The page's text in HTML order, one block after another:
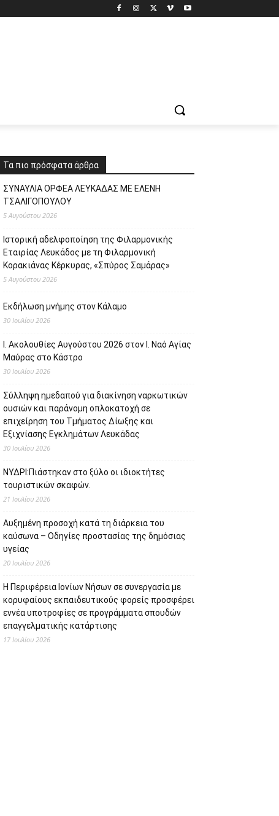
Τα πιο πρόσφατα άρθρα
ΣΥΝΑΥΛΙΑ ΟΡΦΕΑ ΛΕΥΚΑΔΑΣ ΜΕ ΕΛΕΝΗ
ΤΣΑΛΙΓΟΠΟΥΛΟΥ
5 Αυγούστου 2026
Ιστορική αδελφοποίηση της Φιλαρμονικής
Εταιρίας Λευκάδος με τη Φιλαρμονική
Κορακιάνας Κέρκυρας, «Σπύρος Σαμάρας»
5 Αυγούστου 2026
Εκδήλωση μνήμης στον Κάλαμο
30 Ιουλίου 2026
Ι. Ακολουθίες Αυγούστου 2026 στον Ι. Ναό Αγίας
Μαύρας στο Κάστρο
30 Ιουλίου 2026
Σύλληψη ημεδαπού για διακίνηση ναρκωτικών
ουσιών και παράνομη οπλοκατοχή σε
επιχείρηση του Τμήματος Δίωξης και
Εξιχνίασης Εγκλημάτων Λευκάδας
30 Ιουλίου 2026
ΝΥΔΡΙ:Πιάστηκαν στο ξύλο οι ιδιοκτήτες
τουριστικών σκαφών.
21 Ιουλίου 2026
Αυξημένη προσοχή κατά τη διάρκεια του
καύσωνα – Οδηγίες προστασίας της δημόσιας
υγείας
20 Ιουλίου 2026
Η Περιφέρεια Ιονίων Νήσων σε συνεργασία με
κορυφαίους εκπαιδευτικούς φορείς προσφέρει
εννέα υποτροφίες σε προγράμματα σπουδών
επαγγελματικής κατάρτισης
17 Ιουλίου 2026